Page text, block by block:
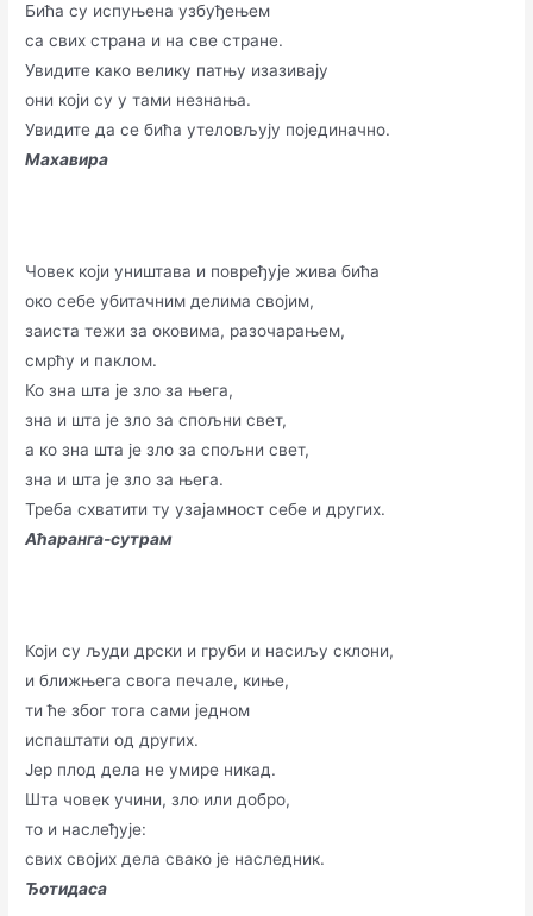
Бића су испуњена узбуђењем
са свих страна и на све стране.
Увидите како велику патњу изазивају
они који су у тами незнања.
Увидите да се бића утеловљују појединачно.
Махавира
Човек који уништава и повређује жива бића
око себе убитачним делима својим,
заиста тежи за оковима, разочарањем,
смрћу и паклом.
Ко зна шта је зло за њега,
зна и шта је зло за спољни свет,
а ко зна шта је зло за спољни свет,
зна и шта је зло за њега.
Треба схватити ту узајамност себе и других.
Аћаранга-сутрам
Који су људи дрски и груби и насиљу склони,
и ближњега свога печале, киње,
ти ће због тога сами једном
испаштати од других.
Јер плод дела не умире никад.
Шта човек учини, зло или добро,
то и наслеђује:
свих својих дела свако је наследник.
Ђотидаса